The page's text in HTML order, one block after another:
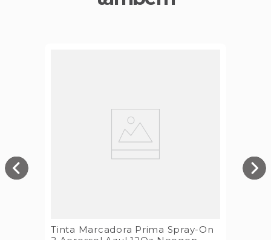
Tinta Marcadora Prima Spray-On